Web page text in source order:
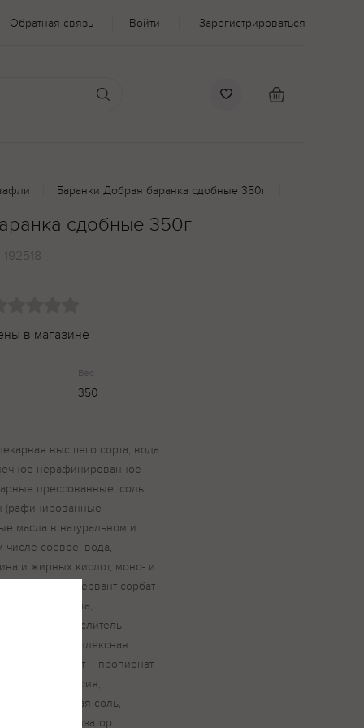
Обратная связь Войти Зарегистрироваться
Баранки Добрая баранка сдобные 350г
сдобные 350г
192518
в магазине
Вес
350
высшего сорта, вода
нерафинированное
прессованные, соль
(рафинированные
масла в натуральном и
соевое, вода,
и жирных кислот, моно- и
сахар, консервант сорбат
кислота,
антиокислитель:
комплексная
консервант – пропионат
лактилат натрия,
натриевая соль,
ароматизатор.